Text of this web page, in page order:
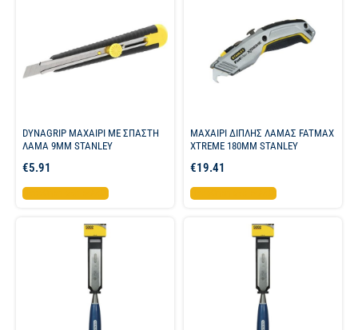
DYNAGRIP ΜΑΧΑΙΡΙ ME ΣΠΑΣΤΗ
ΛΑΜΑ 9MM STANLEY
€5.91
Προσθήκη στο καλάθι
ΜΑΧΑΙΡΙ ΔΙΠΛΗΣ ΛΑΜΑΣ FATMAX
XTREME 180ΜΜ STANLEY
€19.41
Προσθήκη στο καλάθι